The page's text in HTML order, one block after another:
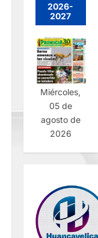
2026-
2027
Miércoles,
05 de
agosto de
2026